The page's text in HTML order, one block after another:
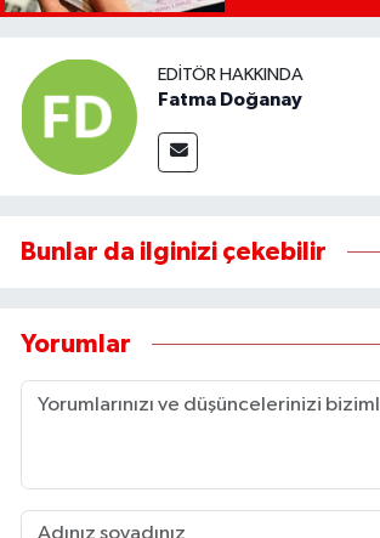
EDITÖR HAKKINDA
Fatma Doğanay
Bunlar da ilginizi çekebilir
Yorumlar